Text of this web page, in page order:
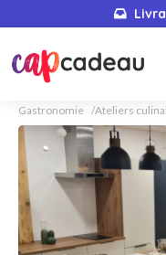
Gastronomie Ateliers